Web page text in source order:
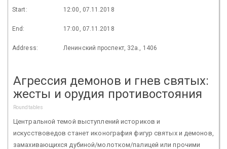
Start: 12:00, 07.11.2018
End: 17:00, 07.11.2018
Address: Ленинский проспект, 32а., 1406
Агрессия демонов и гнев святых:
жесты и орудия противостояния
Roundtables
Центральной темой выступлений историков и
искусствоведов станет иконография фигур святых и демонов,
замахивающихся дубиной/молотком/палицей или прочими